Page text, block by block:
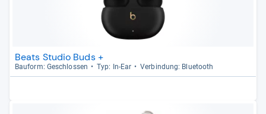
Beats Studio Buds +
Bau­form: Geschlos­sen Typ: In-​Ear Ver­bin­dung: Blue­tooth